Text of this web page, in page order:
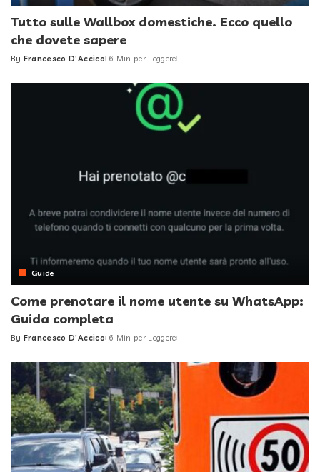
Tutto sulle Wallbox domestiche. Ecco quello
che dovete sapere
Posted
By Francesco D'Accico 6 Min per Leggere
Guide
Come prenotare il nome utente su WhatsApp:
Guida completa
Posted
By Francesco D'Accico 6 Min per Leggere